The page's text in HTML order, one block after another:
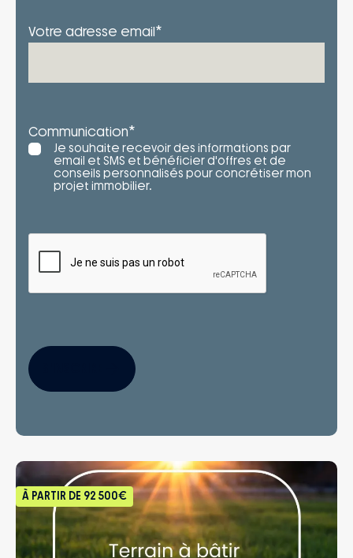
Votre adresse email *
Communication*
Je souhaite recevoir des informations par
email et SMS et bénéficier d'offres et de
conseils personnalisés pour concrétiser mon
projet immobilier.
À PARTIR DE 92 500€